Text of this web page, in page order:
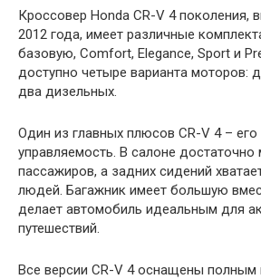
Кроссовер Honda CR-V 4 поколения,
2012 года, имеет различные
базовую, Comfort, Elegance, Sport и
доступно четыре варианта моторов:
два дизельных.
Один из главных плюсов CR-V 4 –
управляемость. В салоне достаточно
пассажиров, а задних сидений
людей. Багажник имеет большую
делает автомобиль идеальным для
путешествий.
Все версии CR-V 4 оснащены полным